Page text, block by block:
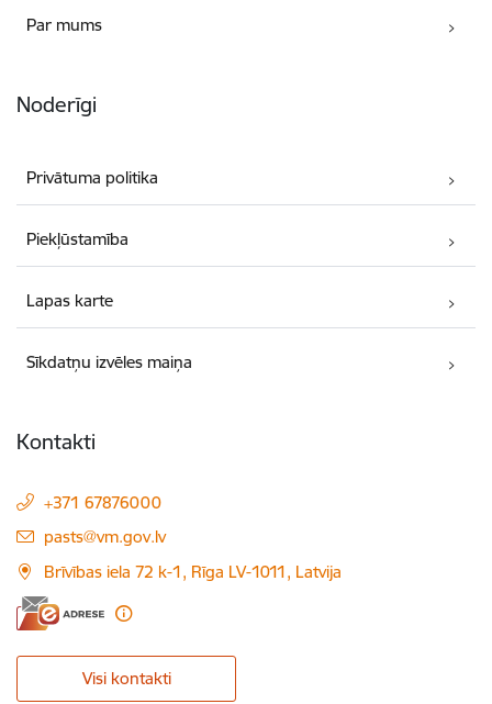
Par mums
Noderīgi
Privātuma politika
Piekļūstamība
Lapas karte
Sīkdatņu izvēles maiņa
Kontakti
+371 67876000
E-pasts:
pasts@vm.gov.lv
Brīvības iela 72 k-1, Rīga LV-1011, Latvija
Visi kontakti